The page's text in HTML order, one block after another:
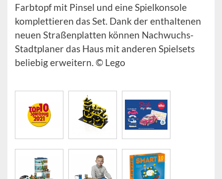
Farbtopf mit Pinsel und eine Spielkonsole
komplettieren das Set. Dank der enthaltenen
neuen Straßenplatten können Nachwuchs-
Stadtplaner das Haus mit anderen Spielsets
beliebig erweitern. © Lego